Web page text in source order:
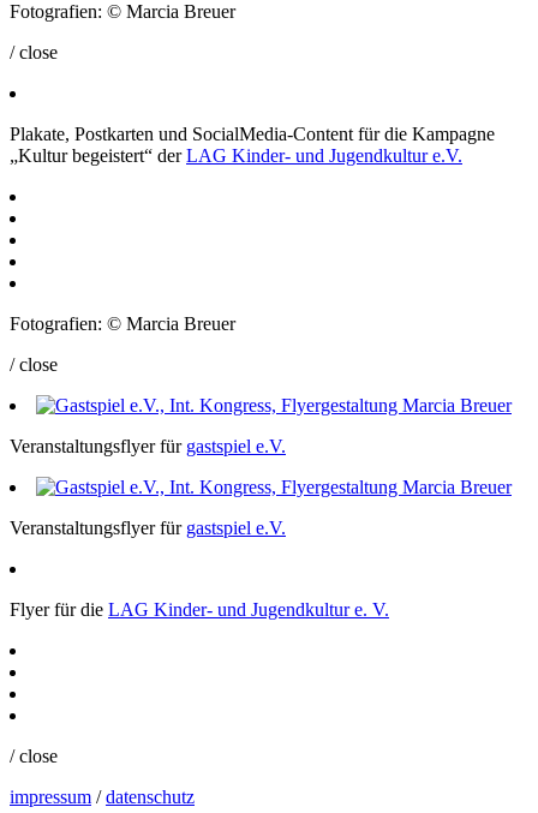
Fotografien: © Marcia Breuer
/ close
Plakate, Postkarten und SocialMedia-Content für die Kampagne
„Kultur begeistert“ derLAG Kinder- und Jugendkultur e.V.
Fotografien: © Marcia Breuer
/ close
Veranstaltungsflyer für gastspiel e.V.
Veranstaltungsflyer für gastspiel e.V.
Flyer für die LAG Kinder- und Jugendkultur e. V.
/ close
impressum /datenschutz